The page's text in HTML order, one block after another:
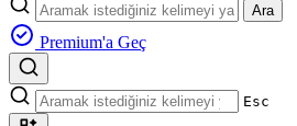
Ara
Premium'a Geç
Esc